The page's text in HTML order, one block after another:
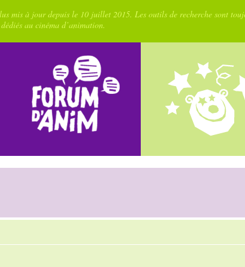
mis à jour depuis le 10 juillet 2015. Les outils de recherche sont
au cinéma d’animation.